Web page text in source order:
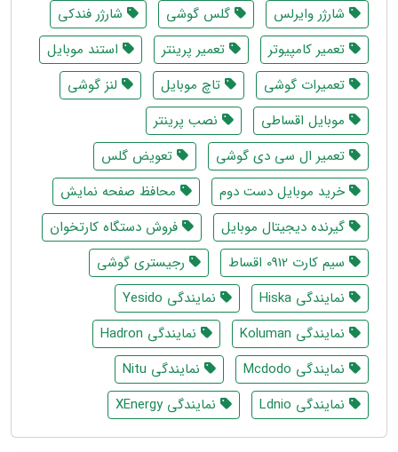
شارژر وایرلس گلس گوشی
شارژر فندکی
تعمیر کامپیوتر
تعمیر پرینتر
استند موبایل
تعمیرات گوشی
تاچ موبایل
لنز گوشی
موبایل اقساطی
نصب پرینتر
تعمیر ال سی دی گوشی
تعویض گلس
خرید موبایل دست دوم
محافظ صفحه نمایش
گیرنده دیجیتال موبایل
فروش دستگاه کارتخوان
سیم کارت 0912 اقساط
رجیستری گوشی
نمایندگی Hiska
نمایندگی Yesido
نمایندگی Koluman
نمایندگی Hadron
نمایندگی Mcdodo
نمایندگی Nitu
نمایندگی Ldnio
نمایندگی XEnergy